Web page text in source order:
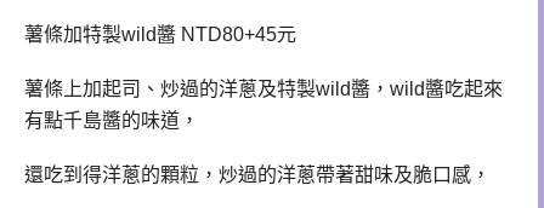
薯條加特製wild醬 NTD80+45元
薯條上加起司、炒過的洋蔥及特製wild醬，wild醬吃起來
有點千島醬的味道，
還吃到得洋蔥的顆粒，炒過的洋蔥帶著甜味及脆口感，